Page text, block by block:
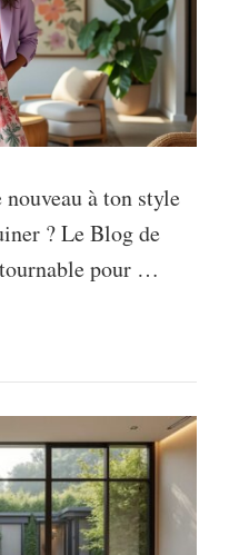
à ton style
? Le Blog de
pour …